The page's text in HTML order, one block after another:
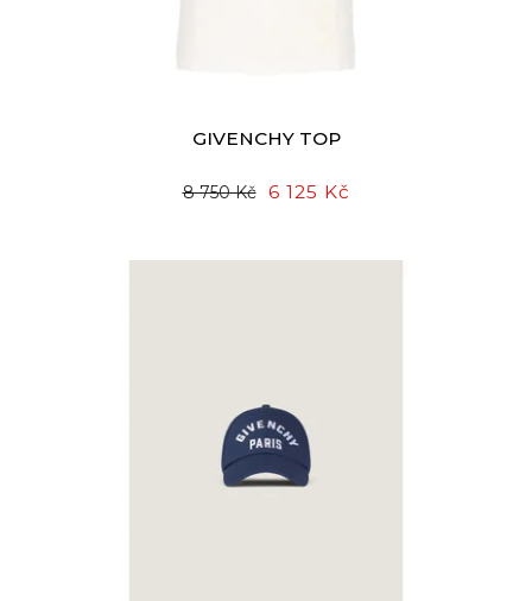
GIVENCHY TOP
8 750 Kč 6 125 Kč